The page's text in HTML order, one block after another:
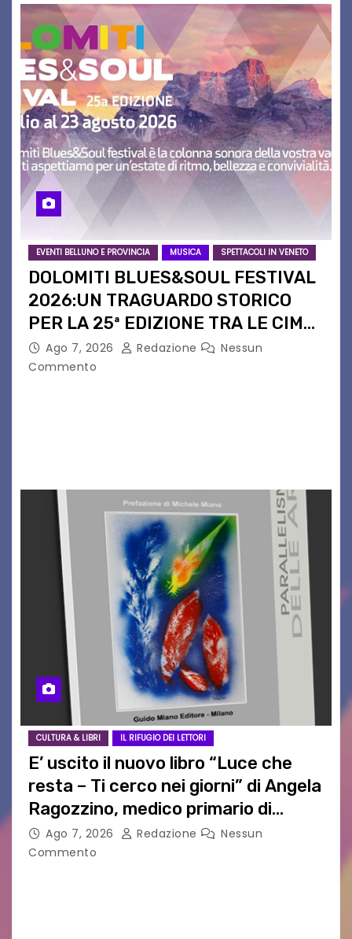
EVENTI BELLUNO E PROVINCIA MUSICA SPETTACOLI IN VENETO
DOLOMITI BLUES&SOUL FESTIVAL
2026:UN TRAGUARDO STORICO
PER LA 25ª EDIZIONE TRA LE CIME
PATRIMONIO UNESCO
Ago 7, 2026 Redazione
Nessun
Commento
CULTURA & LIBRI IL RIFUGIO DEI LETTORI
E’ uscito il nuovo libro “Luce che
resta – Ti cerco nei giorni” di Angela
Ragozzino, medico primario di
Capua
Ago 7, 2026 Redazione
Nessun
Commento